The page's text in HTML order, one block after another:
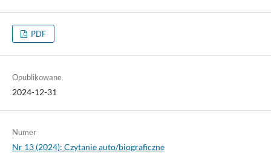
PDF
Opublikowane
2024-12-31
Numer
Nr 13 (2024): Czytanie auto/biograficzne